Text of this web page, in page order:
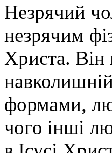
Незрячий
незрячим
Христа. Він
формами,
чого інші